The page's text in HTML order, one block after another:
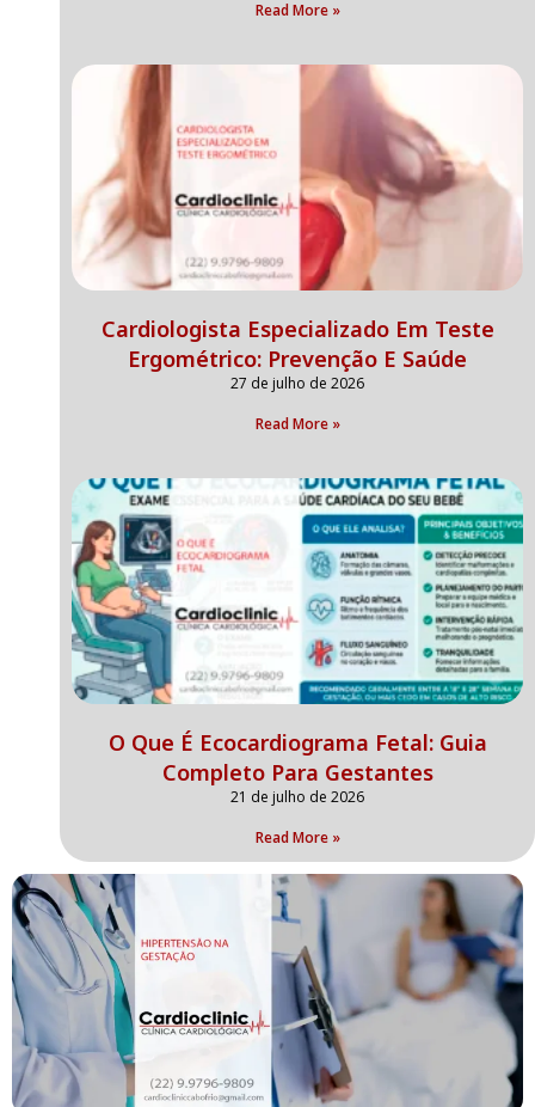
Read More »
Cardiologista Especializado Em Teste
Ergométrico: Prevenção E Saúde
27 de julho de 2026
Read More »
O Que É Ecocardiograma Fetal: Guia
Completo Para Gestantes
21 de julho de 2026
Read More »